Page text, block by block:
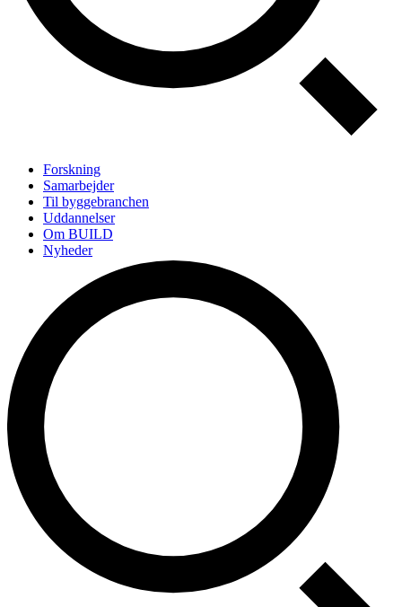
Forskning
Samarbejder
Til byggebranchen
Uddannelser
Om BUILD
Nyheder
Arrangementer